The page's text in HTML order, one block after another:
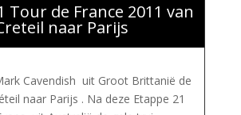
Tour de France 2011 van
naar Parijs
Cavendish uit Groot Brittanië de
naar Parijs . Na deze Etappe 21